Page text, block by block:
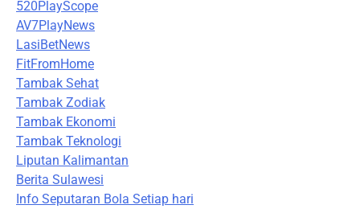
520PlayScope
AV7PlayNews
LasiBetNews
FitFromHome
Tambak Sehat
Tambak Zodiak
Tambak Ekonomi
Tambak Teknologi
Liputan Kalimantan
Berita Sulawesi
Info Seputaran Bola Setiap hari